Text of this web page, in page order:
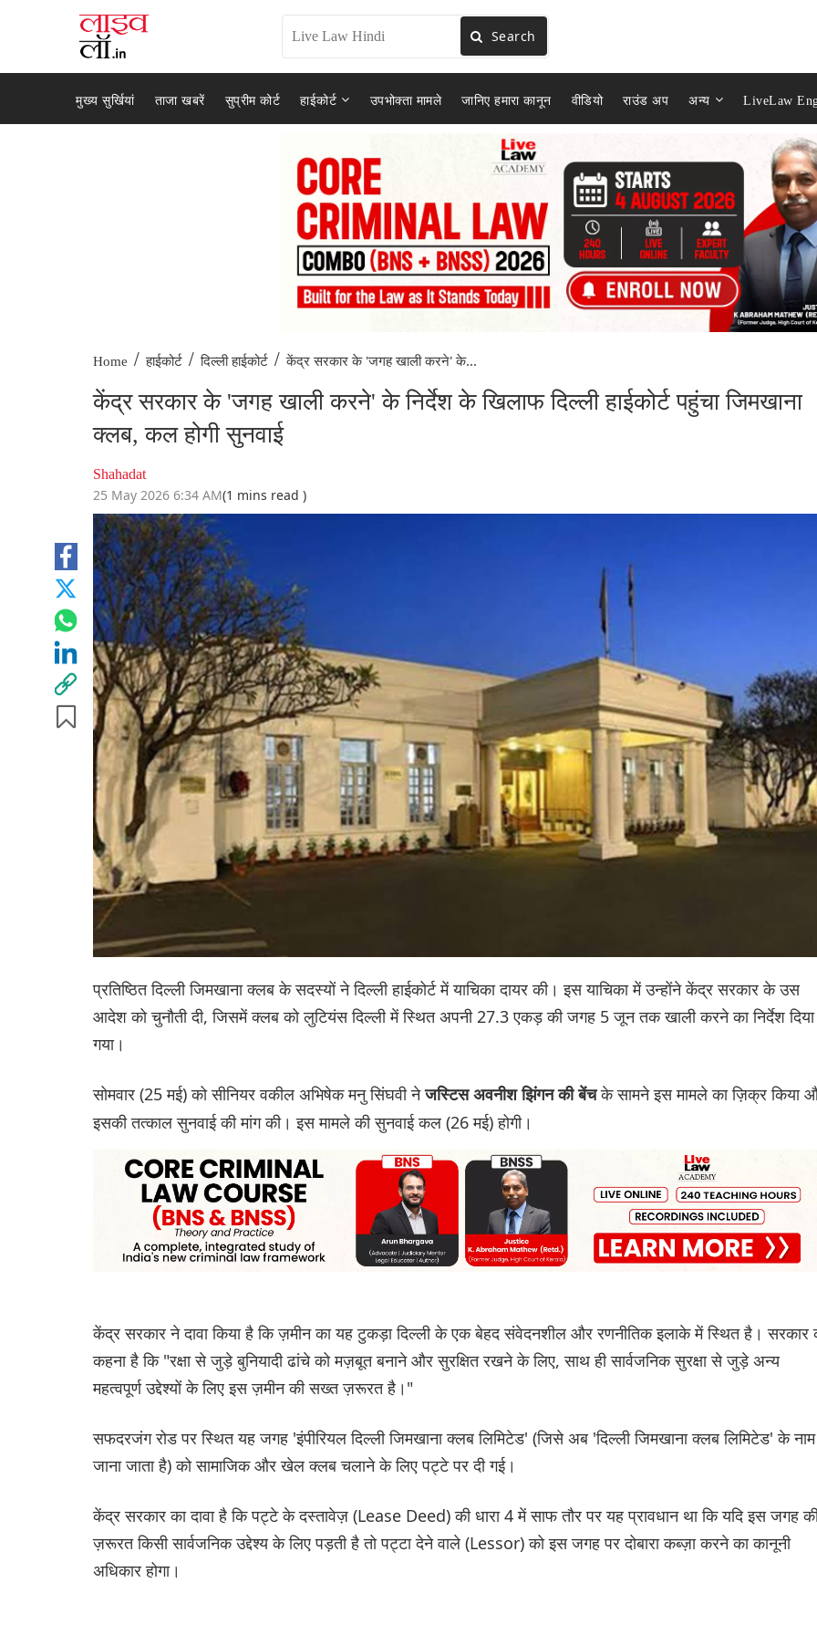
Search
मुख्य सुर्खियां ताजा खबरें सुप्रीम कोर्ट हाईकोर्ट उपभोक्ता मामले जानिए हमारा कानून वीडियो राउंड अप अन्य LiveLaw
Home / हाईकोर्ट / दिल्ली हाईकोर्ट / केंद्र सरकार के 'जगह खाली करने' के...
केंद्र सरकार के 'जगह खाली करने' के निर्देश के खिलाफ दिल्ली हाईकोर्ट पहुंचा जिमखाना
क्लब, कल होगी सुनवाई
Shahadat
25 May 2026 6:34 AM(1 mins read )
प्रतिष्ठित दिल्ली जिमखाना क्लब के सदस्यों ने दिल्ली हाईकोर्ट में याचिका दायर की। इस याचिका में उन्होंने केंद्र सरकार के उस
आदेश को चुनौती दी, जिसमें क्लब को लुटियंस दिल्ली में स्थित अपनी 27.3 एकड़ की जगह 5 जून तक खाली करने का निर्देश दिया
गया।
सोमवार (25 मई) को सीनियर वकील अभिषेक मनु सिंघवी नेजस्टिस अवनीश झिंगन की बेंचके सामने इस मामले का ज़िक्र किया
इसकी तत्काल सुनवाई की मांग की। इस मामले की सुनवाई कल (26 मई) होगी।
केंद्र सरकार ने दावा किया है कि ज़मीन का यह टुकड़ा दिल्ली के एक बेहद संवेदनशील और रणनीतिक इलाके में स्थित है। सरकार
कहना है कि "रक्षा से जुड़े बुनियादी ढांचे को मज़बूत बनाने और सुरक्षित रखने के लिए, साथ ही सार्वजनिक सुरक्षा से जुड़े अन्य
महत्वपूर्ण उद्देश्यों के लिए इस ज़मीन की सख्त ज़रूरत है।"
सफदरजंग रोड पर स्थित यह जगह 'इंपीरियल दिल्ली जिमखाना क्लब लिमिटेड' (जिसे अब 'दिल्ली जिमखाना क्लब लिमिटेड' के
जाना जाता है) को सामाजिक और खेल क्लब चलाने के लिए पट्टे पर दी गई।
केंद्र सरकार का दावा है कि पट्टे के दस्तावेज़ (Lease Deed) की धारा 4 में साफ तौर पर यह प्रावधान था कि यदि इस जगह
ज़रूरत किसी सार्वजनिक उद्देश्य के लिए पड़ती है तो पट्टा देने वाले (Lessor) को इस जगह पर दोबारा कब्ज़ा करने का कानूनी
अधिकार होगा।